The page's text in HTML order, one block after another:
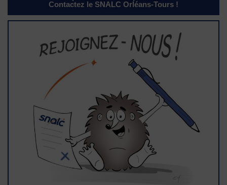
Contactez le SNALC Orléans-Tours !